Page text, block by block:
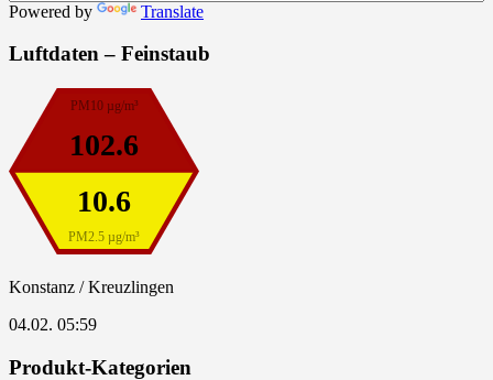
Powered by Translate
Luftdaten – Feinstaub
PM10 µg/m³
PM2.5 µg/m³
102.6
10.6
Konstanz / Kreuzlingen
04.02. 05:59
Produkt-Kategorien